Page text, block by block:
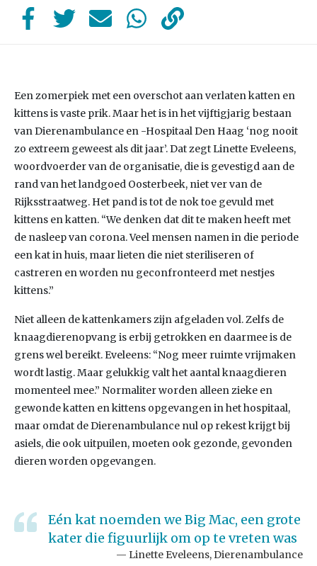
Een zomerpiek met een overschot aan verlaten katten en
kittens is vaste prik. Maar het is in het vijftigjarig bestaan
van Dierenambulance en -Hospitaal Den Haag ‘nog nooit
zo extreem geweest als dit jaar’. Dat zegt Linette Eveleens,
woordvoerder van de organisatie, die is gevestigd aan de
rand van het landgoed Oosterbeek, niet ver van de
Rijksstraatweg. Het pand is tot de nok toe gevuld met
kittens en katten. “We denken dat dit te maken heeft met
de nasleep van corona. Veel mensen namen in die periode
een kat in huis, maar lieten die niet steriliseren of
castreren en worden nu geconfronteerd met nestjes
kittens.”
Niet alleen de kattenkamers zijn afgeladen vol. Zelfs de
knaagdierenopvang is erbij getrokken en daarmee is de
grens wel bereikt. Eveleens: “Nog meer ruimte vrijmaken
wordt lastig. Maar gelukkig valt het aantal knaagdieren
momenteel mee.” Normaliter worden alleen zieke en
gewonde katten en kittens opgevangen in het hospitaal,
maar omdat de Dierenambulance nul op rekest krijgt bij
asiels, die ook uitpuilen, moeten ook gezonde, gevonden
dieren worden opgevangen.
Eén kat noemden we Big Mac, een grote
kater die figuurlijk om op te vreten was
Linette Eveleens, Dierenambulance